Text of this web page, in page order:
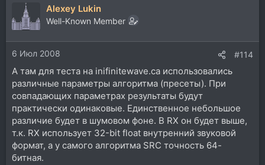
Alexey Lukin
Well-Known Member
6 Июл 2008 #114
А там для теста на inifinitewave.ca использовались
различные параметры алгоритма (пресеты). При
совпадающих параметрах результаты будут
практически одинаковые. Единственное небольшое
различие будет в шумовом фоне. В RX он будет выше,
т.к. RX использует 32-bit float внутренний звуковой
формат, а у самого алгоритма SRC точность 64-
битная.